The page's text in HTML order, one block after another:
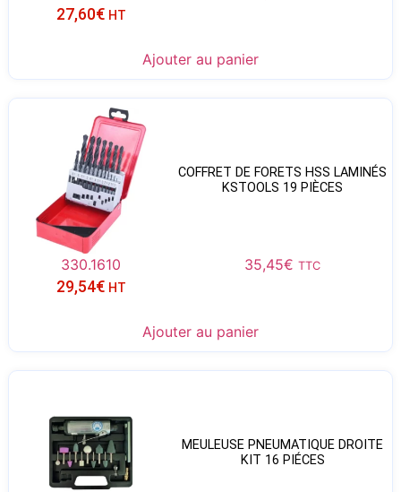
27,60€ HT
Ajouter au panier
COFFRET DE FORETS HSS LAMINÉS
KSTOOLS 19 PIÈCES
330.1610 35,45€ TTC
29,54€ HT
Ajouter au panier
MEULEUSE PNEUMATIQUE DROITE
KIT 16 PIÉCES